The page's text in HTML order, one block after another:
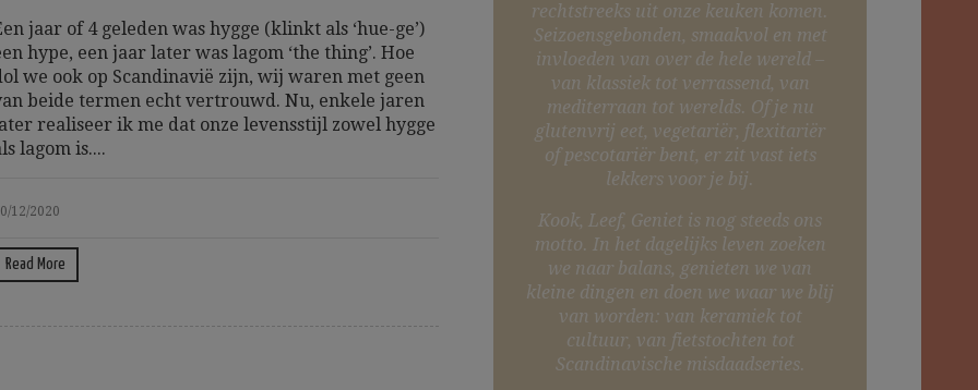
jaar of 4 geleden was hygge (klinkt als ‘hue-ge’)
hype, een jaar later was lagom ‘the thing’. Hoe
we ook op Scandinavië zijn, wij waren met geen
beide termen echt vertrouwd. Nu, enkele jaren
realiseer ik me dat onze levensstijl zowel hygge
lagom is....
12/2020
Read More
rechtstreeks uit onze keuken komen.
Seizoensgebonden, smaakvol en met
invloeden van over de hele wereld –
van klassiek tot verrassend, van
mediterraan tot werelds. Of je nu
glutenvrij eet, vegetariër, flexitariër
of pescotariër bent, er zit vast iets
lekkers voor je bij.
Kook, Leef, Geniet is nog steeds ons
motto. In het dagelijks leven zoeken
we naar balans, genieten we van
kleine dingen en doen we waar we blij
van worden: van keramiek tot
cultuur, van fietstochten tot
Scandinavische misdaadseries.